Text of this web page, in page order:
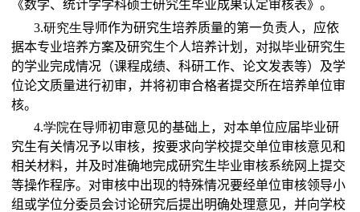
《数学、统计学学科硕士研究生毕业成果认定审核表》。
3.研究生导师作为研究生培养质量的第一负责人，应依
据本专业培养方案及研究生个人培养计划，对拟毕业研究生
的学业完成情况（课程成绩、科研工作、论文发表等）及学
位论文质量进行初审，并将初审合格者提交所在培养单位审
核。
4.学院在导师初审意见的基础上，对本单位应届毕业研
究生有关情况予以审核，按要求向学校提交单位审核意见和
相关材料，并及时准确地完成研究生毕业审核系统网上提交
等操作程序。对审核中出现的特殊情况要经单位审核领导小
组或学位分委员会讨论研究后提出明确处理意见，并向学校